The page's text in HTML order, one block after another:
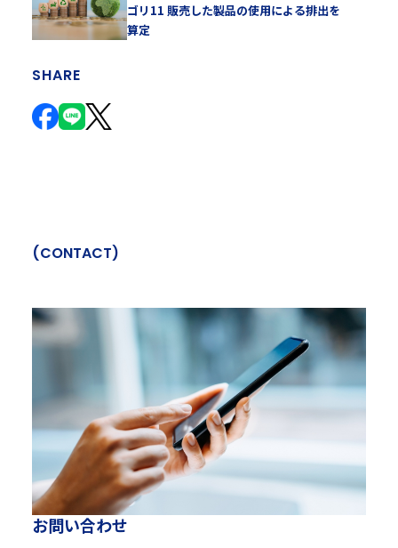
ゴリ11 販売した製品の使用による排出を
算定
SHARE
(CONTACT)
お問い合わせ